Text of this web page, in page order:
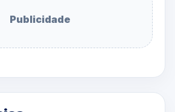
Publicidade